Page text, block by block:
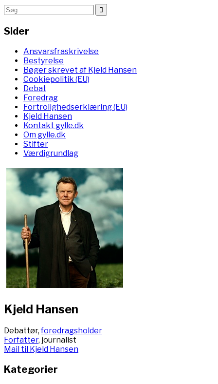
Sider
Ansvarsfraskrivelse
Bestyrelse
Bøger skrevet af Kjeld Hansen
Cookiepolitik (EU)
Debat
Foredrag
Fortrolighedserklæring (EU)
Kjeld Hansen
Kontakt gylle.dk
Om gylle.dk
Stifter
Værdigrundlag
Kjeld Hansen
Debattør,foredragsholder
Forfatter, journalist
Mail til Kjeld Hansen
Kategorier